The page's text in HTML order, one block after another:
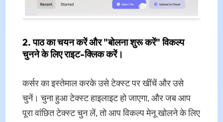
2. पाठ का चयन करें और "बोलना शुरू करें" विकल्प
चुनने के लिए राइट-क्लिक करें।
कर्सर का इस्तेमाल करके उसे टेक्स्ट पर खींचें और उसे
चुनें। चुना हुआ टेक्स्ट हाइलाइट हो जाएगा, और जब आप
पूरा वांछित टेक्स्ट चुन लें, तो आप विकल्प मेनू खोलने के लिए